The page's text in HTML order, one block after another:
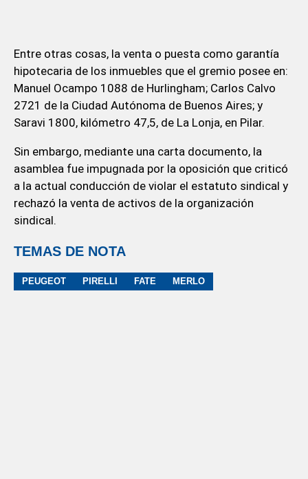
Entre otras cosas, la venta o puesta como garantía
hipotecaria de los inmuebles que el gremio posee en:
Manuel Ocampo 1088 de Hurlingham; Carlos Calvo
2721 de la Ciudad Autónoma de Buenos Aires; y
Saravi 1800, kilómetro 47,5, de La Lonja, en Pilar.
Sin embargo, mediante una carta documento, la
asamblea fue impugnada por la oposición que criticó
a la actual conducción de violar el estatuto sindical y
rechazó la venta de activos de la organización
sindical.
TEMAS DE NOTA
PEUGEOT PIRELLI FATE MERLO